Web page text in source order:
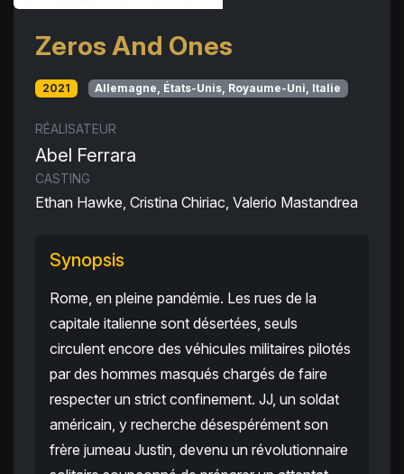
Zeros And Ones
2021 Allemagne, États-Unis, Royaume-Uni, Italie
RÉALISATEUR
Abel Ferrara
CASTING
Ethan Hawke, Cristina Chiriac, Valerio Mastandrea
Synopsis
Rome, en pleine pandémie. Les rues de la
capitale italienne sont désertées, seuls
circulent encore des véhicules militaires pilotés
par des hommes masqués chargés de faire
respecter un strict confinement. JJ, un soldat
américain, y recherche désespérément son
frère jumeau Justin, devenu un révolutionnaire